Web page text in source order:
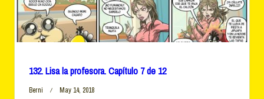
132. Lisa la profesora. Capítulo 7 de 12
Berni May 14, 2018